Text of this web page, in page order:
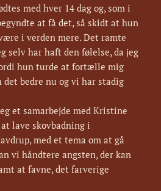
med hver 14 dag og, som i
at få det, så skidt at hun
i verden mere. Det ramte
selv har haft den følelse, da jeg
hun turde at fortælle mig
bedre nu og vi har stadig
et samarbejde med Kristine
lave skovbadning i
med et tema om at gå
vi håndtere angsten, der kan
at favne, det farverige